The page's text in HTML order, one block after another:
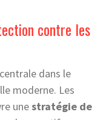
contre les
dans le
moderne. Les
unestratégie de